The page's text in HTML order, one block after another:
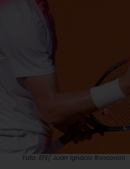
Foto: EFE/ Juan Ignácio Roncoroni